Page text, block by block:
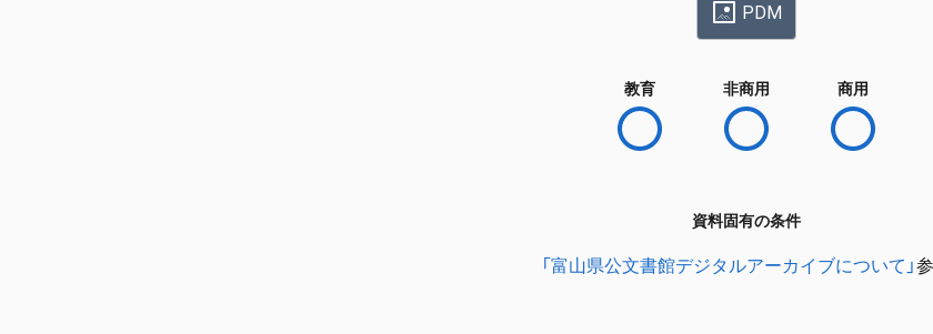
PDM
教育 非商用 商用
資料固有の条件
「富山県公文書館デジタルアーカイブについて」